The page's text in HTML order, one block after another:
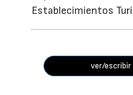
Establecimientos
ver/